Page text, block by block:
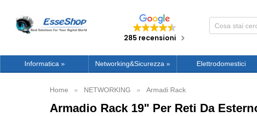
285 recensioni
Informatica» Networking&Sicurezza » Elettrodomestici
Home NETWORKING Armadi Rack
Armadio Rack 19" Per Reti Da